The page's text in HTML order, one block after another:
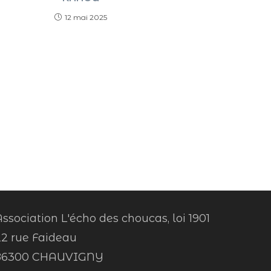
12 mai 2025
L'écho des choucas, loi 1901
rue Faideau
CHAUVIGNY